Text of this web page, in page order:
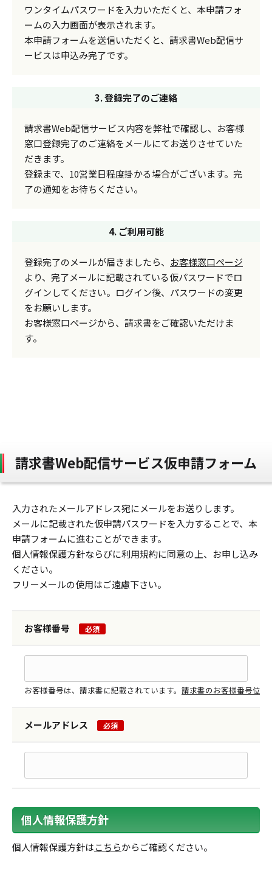
ワンタイムパスワードを入力いただくと、本申請フォ
ームの入力画面が表示されます。
本申請フォームを送信いただくと、請求書Web配信サ
ービスは申込み完了です。
3. 登録完了のご連絡
請求書Web配信サービス内容を弊社で確認し、お客様
窓口登録完了のご連絡をメールにてお送りさせていた
だきます。
登録まで、10営業日程度掛かる場合がございます。完
了の通知をお待ちください。
4. ご利用可能
登録完了のメールが届きましたら、 お客様窓口ページ
より、完了メールに記載されている仮パスワードでロ
グインしてください。ログイン後、パスワードの変更
をお願いします。
お客様窓口ページから、請求書をご確認いただけま
す。
請求書Web配信サービス仮申請フォーム
入力されたメールアドレス宛にメールをお送りします。
メールに記載された仮申請パスワードを入力することで、本
申請フォームに進むことができます。
個人情報保護方針ならびに利用規約に同意の上、お申し込み
ください。
フリーメールの使用はご遠慮下さい。
お客様番号 必須
お客様番号は、請求書に記載されています。 請求書のお客様番号位置
メールアドレス 必須
個人情報保護方針
個人情報保護方針はこちらからご確認ください。